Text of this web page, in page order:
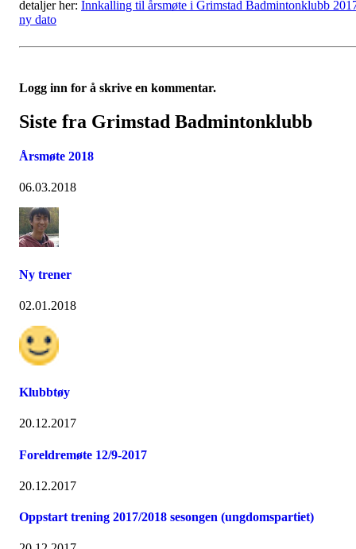
detaljer her: Innkalling til årsmøte i Grimstad Badmintonklubb
ny dato
Logg inn for å skrive en kommentar.
Siste fra Grimstad Badmintonklubb
Årsmøte 2018
06.03.2018
Ny trener
02.01.2018
Klubbtøy
20.12.2017
Foreldremøte 12/9-2017
20.12.2017
Oppstart trening 2017/2018 sesongen (ungdomspartiet)